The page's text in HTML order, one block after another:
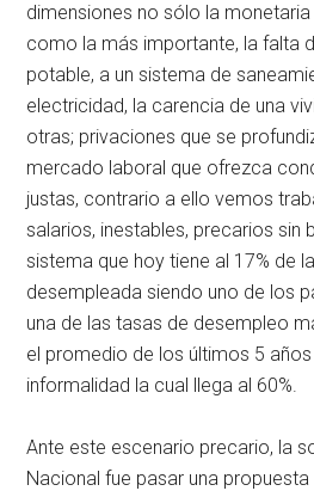
dimensiones no sólo la
como la más importante, la falta
potable, a un sistema de
electricidad, la carencia de una
otras; privaciones que se
mercado laboral que ofrezca
justas, contrario a ello vemos
salarios, inestables, precarios sin
sistema que hoy tiene al 17% de
desempleada siendo uno de los
una de las tasas de desempleo
el promedio de los últimos 5
informalidad la cual llega al 60%.
Ante este escenario precario, la
Nacional fue pasar una